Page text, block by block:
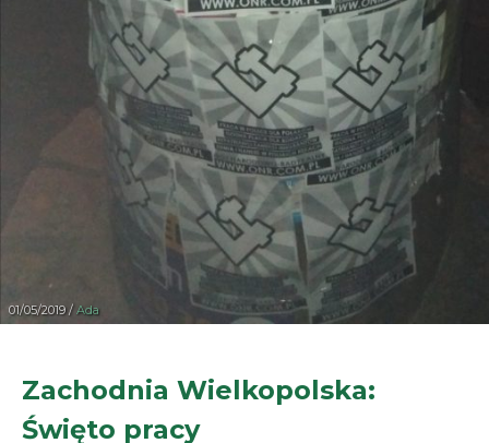
01/05/2019 / Ada
Zachodnia Wielkopolska:
Święto pracy